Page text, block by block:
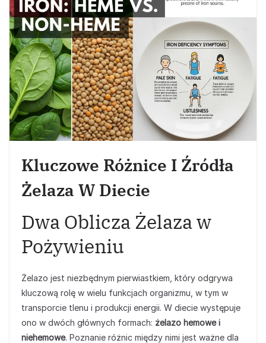
Kluczowe Różnice I Źródła
Żelaza W Diecie
Dwa Oblicza Żelaza w
Pożywieniu
Żelazo jest niezbędnym pierwiastkiem, który odgrywa
kluczową rolę w wielu funkcjach organizmu, w tym w
transporcie tlenu i produkcji energii. W diecie występuje
ono w dwóch głównych formach: żelazo hemowe i
niehemowe. Poznanie różnic między nimi jest ważne dla